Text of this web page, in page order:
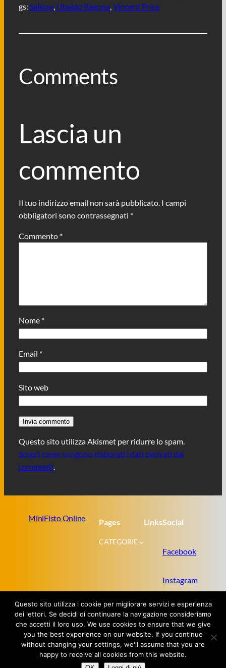
gs:Salkow, Ubaldo Ragona, Vincent Price
Comments
Lascia un
commento
Il tuo indirizzo email non sarà pubblicato. I campi
obbligatori sono contrassegnati *
Commento *
Nome *
Email *
Sito web
Questo sito utilizza Akismet per ridurre lo spam.
Scopri come vengono elaborati i dati derivati dai
commenti.
MiniFisto Online Pages
CATEGORIE
LinksSocial
Facebook
Instagram
Twitter
Proudly powered byWordPress
Questo sito utilizza i cookie per migliorare servizi e esperienza
dei lettori. Se decidi di continuare la navigazione consideriamo
che accetti il loro uso. We use cookies to ensure that we give
you the best experience on our website. If you continue
without changing your settings, we'll assume that you are
happy to receive all cookies from this website.